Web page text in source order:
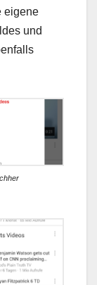
eigene
und